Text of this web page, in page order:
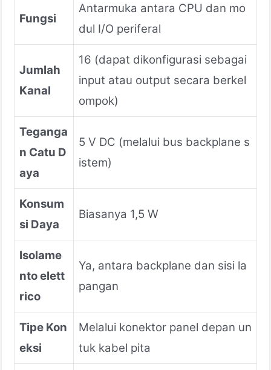
Fungsi
Antarmuka antara CPU dan mo
dul I/O periferal
Jumlah
Kanal
16 (dapat dikonfigurasi sebagai
input atau output secara berkel
ompok)
Teganga
n Catu D
aya
5 V DC (melalui bus backplane s
istem)
Konsum
si Daya
Biasanya 1,5 W
Isolame
nto elett
rico
Ya, antara backplane dan sisi la
pangan
Tipe Kon
eksi
Melalui konektor panel depan un
tuk kabel pita